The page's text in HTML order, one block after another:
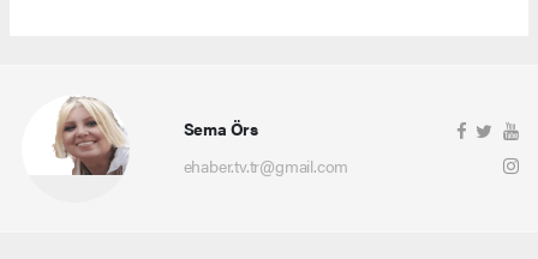
Sema Örs
ehaber.tv.tr@gmail.com